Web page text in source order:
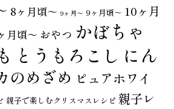
8ヶ月頃～ 9ヶ月〜 9ヶ月頃～ 10ヶ月
月頃～ おやつ かぼちゃ
とうもろこし にん
のめざめ ピュアホワイ
親子で楽しむクリスマスレシピ 親子レ